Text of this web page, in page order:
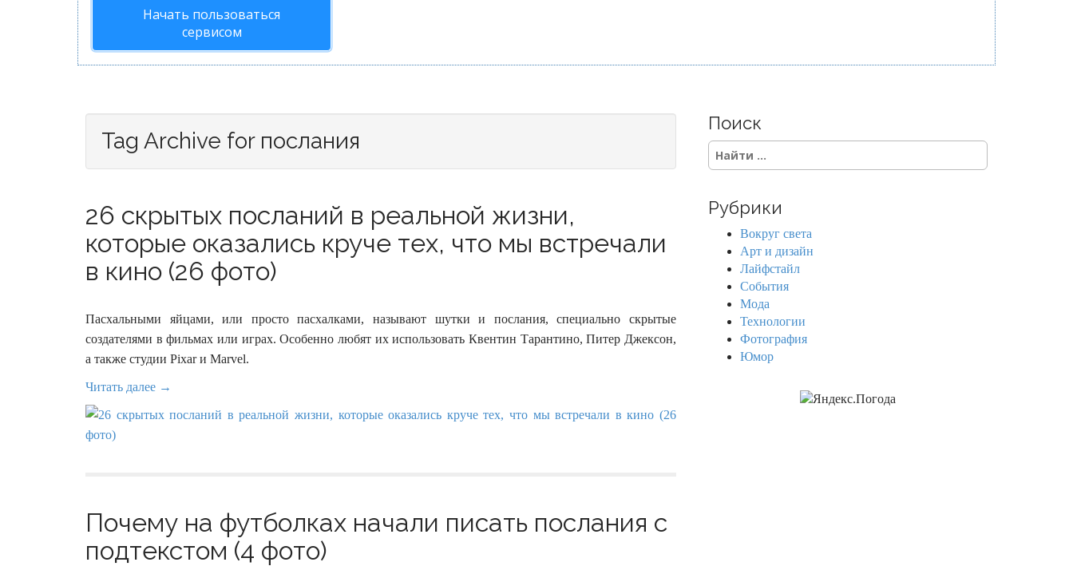
Начать пользоваться
сервисом
Tag Archive for послания
26 скрытых посланий в реальной жизни,
которые оказались круче тех, что мы встречали
в кино (26 фото)
Пасхальными яйцами, или просто пасхалками, называют шутки и послания, специально скрытые
создателями в фильмах или играх. Особенно любят их использовать Квентин Тарантино, Питер Джексон,
а также студии Pixar и Marvel.
Читать далее →
Почему на футболках начали писать послания с
подтекстом (4 фото)
Поиск
S
e
c
Рубрики
Вокруг света
Арт и дизайн
Лайфстайл
События
Мода
Технологии
Фотография
Юмор